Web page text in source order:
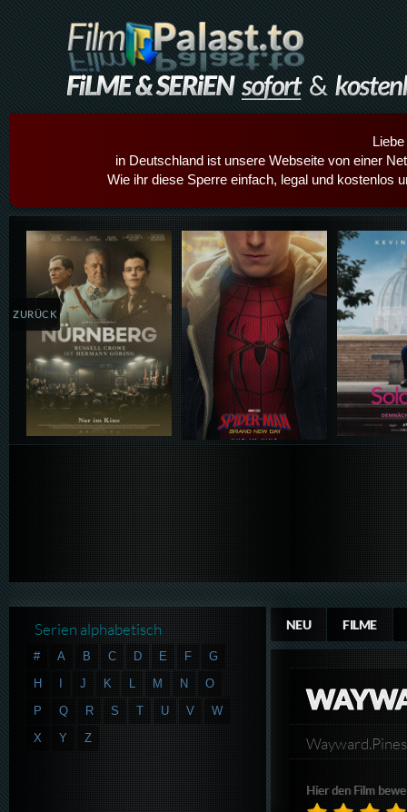
in Deutschland ist unsere Webseite von einer
Wie ihr diese Sperre einfach, legal und kostenlos
Details,Play Details,Play
ZURÜCK
NEU FILME
Hier den Film
Serien alphabetisch
# A B C D E F
G
H
I J K L M N
O
P
Q R S T U V
W
X
Y Z